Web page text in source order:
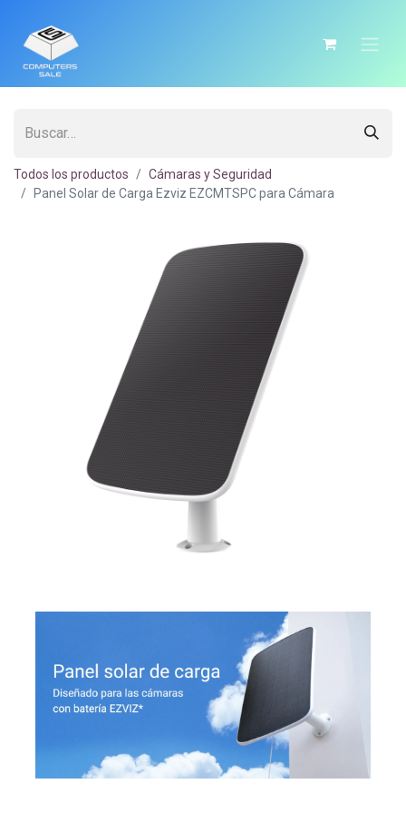
Todos los productos
Cámaras y Seguridad
Panel Solar de Carga Ezviz EZCMTSPC para Cámara